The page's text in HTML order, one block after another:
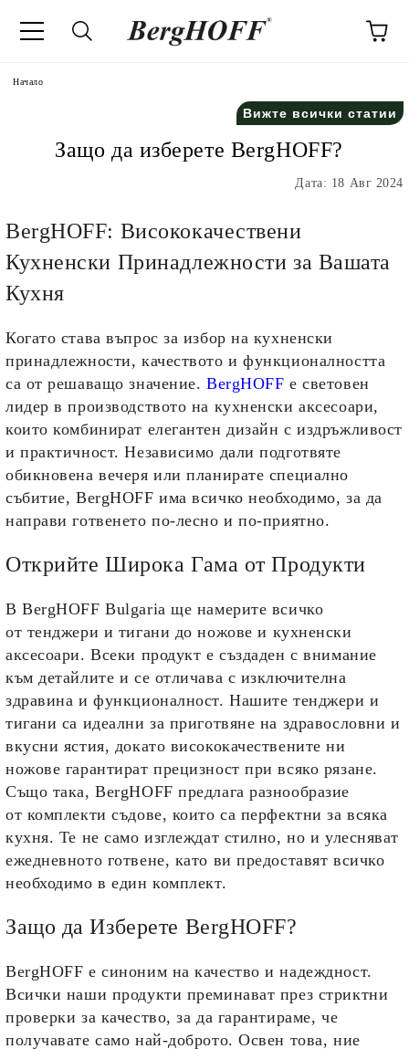
Начало
Вижте всички статии
Защо да изберете BergHOFF?
Дата: 18 Авг 2024
BergHOFF: Висококачествени
Кухненски Принадлежности за Вашата
Кухня
Когато става въпрос за избор на кухненски
принадлежности, качеството и функционалността
са от решаващо значение. BergHOFF е световен
лидер в производството на кухненски аксесоари,
които комбинират елегантен дизайн с издръжливост
и практичност. Независимо дали подготвяте
обикновена вечеря или планирате специално
събитие, BergHOFF има всичко необходимо, за да
направи готвенето по-лесно и по-приятно.
Открийте Широка Гама от Продукти
В BergHOFF Bulgaria ще намерите всичко
от тенджери и тигани доножове и кухненски
аксесоари. Всеки продукт е създаден с внимание
към детайлите и се отличава с изключителна
здравина и функционалност. Нашите тенджери и
тигани са идеални за приготвяне на здравословни и
вкусни ястия, докато висококачествените ни
ножове гарантират прецизност при всяко рязане.
Също така, BergHOFF предлага разнообразие
от комплекти съдове, които са перфектни за всяка
кухня. Те не само изглеждат стилно, но и улесняват
ежедневното готвене, като ви предоставят всичко
необходимо в един комплект.
Защо да Изберете BergHOFF?
BergHOFF е синоним на качество и надеждност.
Всички наши продукти преминават през стриктни
проверки за качество, за да гарантираме, че
получавате само най-доброто. Освен това, ние